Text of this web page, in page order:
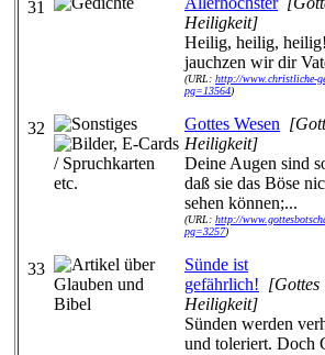
31
Heiligkeit]
Heilig, heilig,
jauchzen wir dir
(URL: http://www.christliche-
pg=13564)
32 Gottes Wesen
Heiligkeit]
Deine Augen sind
daß sie das Böse
sehen können;...
(URL: http://
pg=3257)
33
Sünde ist
gefährlich! [Gottes
Heiligkeit]
Sünden werden
und toleriert. Doch